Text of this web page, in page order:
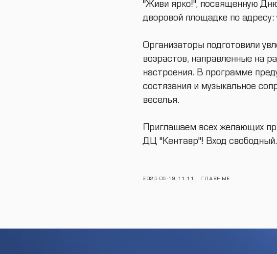
"Живи ярко!", посвященную
дворовой площадке по адресу:
Организаторы подготовили
возрастов, направленные на
настроения. В программе
состязания и музыкальное
веселья.
Приглашаем всех желающих
ДЦ "Кентавр"! Вход свободный.
2025-06-19 11:11 ГЛАВНЫЕ